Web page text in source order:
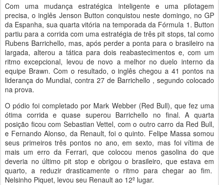
Com uma mudança estratégica inteligente e uma pilotagem
precisa, o inglês Jenson Button conquistou neste domingo, no GP
da Espanha, sua quarta vitória na temporada da Fórmula 1. Button
partiu para a corrida com uma estratégia de três pit stops, tal como
Rubens Barrichello, mas, após perder a ponta para o brasileiro na
largada, alterou a tática para dois reabastecimentos e, com um
ritmo excepcional, levou de novo a melhor no duelo interno da
equipe Brawn. Com o resultado, o inglês chegou a 41 pontos na
liderança do Mundial, contra 27 de Barrichello , segundo colocado
na prova.
O pódio foi completado por Mark Webber (Red Bull), que fez uma
ótima corrida e quase superou Barrichello no final. A quarta
posição ficou com Sebastian Vettel, com o outro carro da Red Bull,
e Fernando Alonso, da Renault, foi o quinto. Felipe Massa somou
seus primeiros três pontos no ano, em sexto, mas foi vítima de
mais um erro da Ferrari, que colocou menos gasolina do que
deveria no último pit stop e obrigou o brasileiro, que estava em
quarto, a reduzir drasticamente o ritmo para chegar ao fim.
Nelsinho Piquet, levou seu Renault ao 12º lugar.